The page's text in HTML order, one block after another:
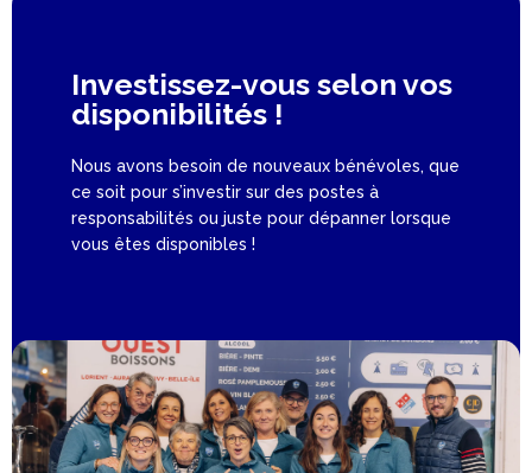
Investissez-vous selon vos
disponibilités !
Nous avons besoin de nouveaux bénévoles, que
ce soit pour s’investir sur des postes à
responsabilités ou juste pour dépanner lorsque
vous êtes disponibles !